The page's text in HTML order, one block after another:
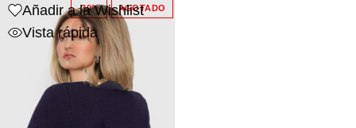
-30% AGOTADO
Añadir a la Wishlist
Vista rápida